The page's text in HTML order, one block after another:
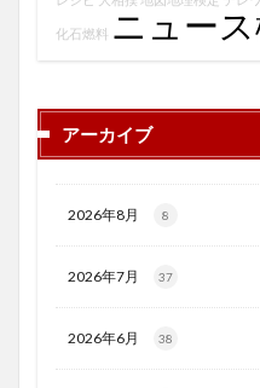
化石燃料 ニュー
アーカイブ
2026年8月 8
2026年7月 37
2026年6月 38